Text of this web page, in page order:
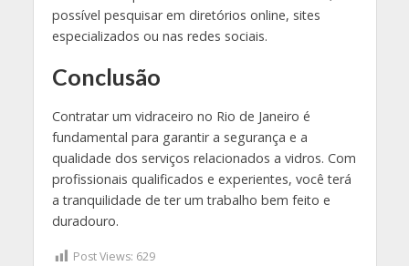
possível pesquisar em diretórios online, sites
especializados ou nas redes sociais.
Conclusão
Contratar um vidraceiro no Rio de Janeiro é
fundamental para garantir a segurança e a
qualidade dos serviços relacionados a vidros. Com
profissionais qualificados e experientes, você terá
a tranquilidade de ter um trabalho bem feito e
duradouro.
Post Views: 629